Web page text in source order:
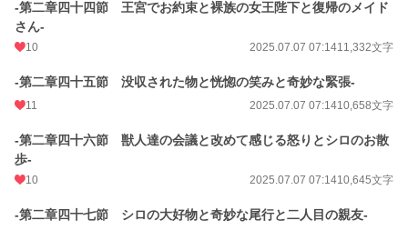
-第二章四十四節 王宮でお約束と裸族の女王陛下と復帰のメイド
さん-
10 2025.07.07 07:1411,332文字
-第二章四十五節 没収された物と恍惚の笑みと奇妙な緊張-
11 2025.07.07 07:1410,658文字
-第二章四十六節 獣人達の会議と改めて感じる怒りとシロのお散
歩-
10 2025.07.07 07:1410,645文字
-第二章四十七節 シロの大好物と奇妙な尾行と二人目の親友-